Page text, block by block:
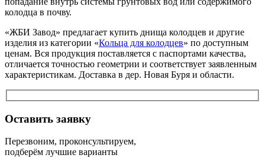
колодца в почву.
«ЖБИ Завод» предлагает купить днища колодцев и другие
изделия из категории «Кольца для колодцев» по доступным
ценам. Вся продукция поставляется с паспортами качества,
отличается точностью геометрии и соответствует заявленным
характеристикам. Доставка в дер. Новая Буря и области.
Оставить заявку
Перезвоним, проконсультируем,
подберём лучшие варианты